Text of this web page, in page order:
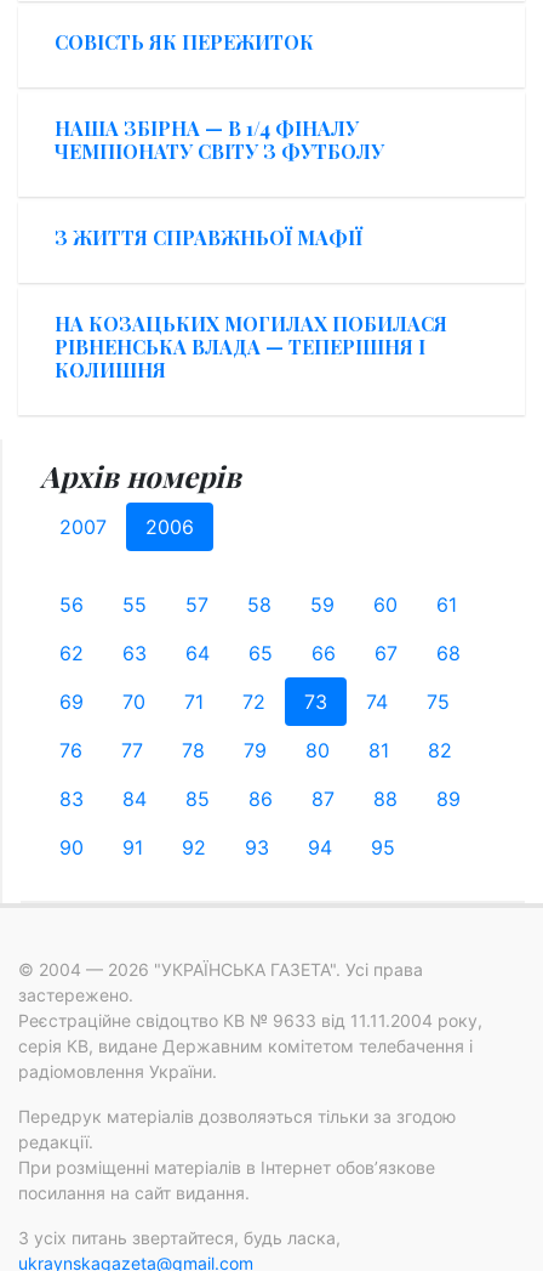
СОВІСТЬ ЯК ПЕРЕЖИТОК
НАША ЗБІРНА — В 1/4 ФІНАЛУ
ЧЕМПІОНАТУ СВІТУ З ФУТБОЛУ
З ЖИТТЯ СПРАВЖНЬОЇ МАФІЇ
НА КОЗАЦЬКИХ МОГИЛАХ ПОБИЛАСЯ
РІВНЕНСЬКА ВЛАДА — ТЕПЕРІШНЯ І
КОЛИШНЯ
Архів номерів
2007 2006
56 55 57 58 59 60
61
62
63 64 65 66 67
68
69
70 71 72 73 74
75
76
77 78 79 80 81
82
83
84 85 86 87 88
89
90
91 92 93 94 95
© 2004 — 2026 "УКРАЇНСЬКА ГАЗЕТА". Усі права
застережено.
Реєстраційне свідоцтво КВ № 9633 від 11.11.2004 року,
серія КВ, видане Державним комітетом телебачення і
радіомовлення України.
Передрук матеріалів дозволяэться тільки за згодою
редакції.
При розміщенні матеріалів в Інтернет обов’язкове
посилання на сайт видання.
З усіх питань звертайтеся, будь ласка,
ukraynskagazeta@gmail.com